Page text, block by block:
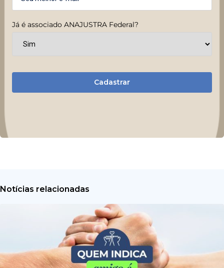
Já é associado ANAJUSTRA Federal?
Cadastrar
Notícias relacionadas